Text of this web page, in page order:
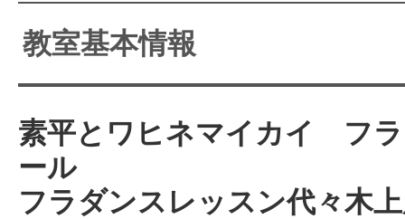
教室基本情報
素平とワヒネマイカイ フ
ール
フラダンスレッスン代々木